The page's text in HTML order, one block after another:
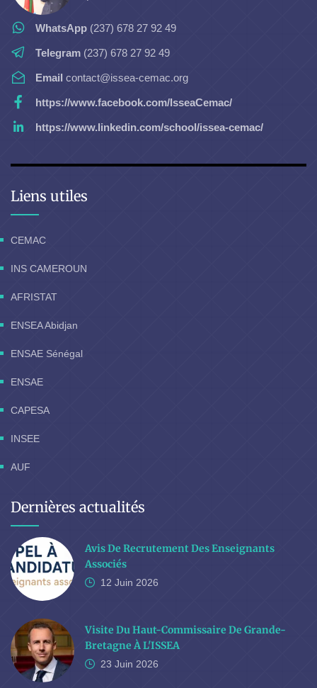
WhatsApp (237) 678 27 92 49
Telegram (237) 678 27 92 49
Email contact@issea-cemac.org
https://www.facebook.com/IsseaCemac/
https://www.linkedin.com/school/issea-cemac/
Liens utiles
CEMAC
INS CAMEROUN
AFRISTAT
ENSEA Abidjan
ENSAE Sénégal
ENSAE
CAPESA
INSEE
AUF
Dernières actualités
Avis De Recrutement Des Enseignants
Associés
12 Juin 2026
Visite Du Haut-Commissaire De Grande-
Bretagne À L'ISSEA
23 Juin 2026